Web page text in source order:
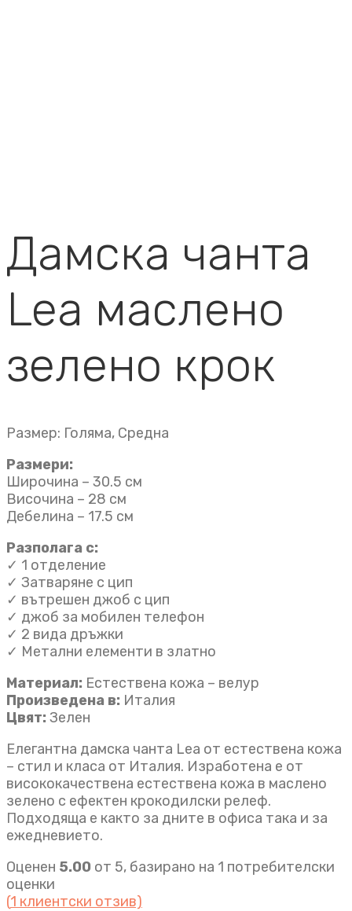
Дамска чанта
Lea маслено
зелено крок
Размер: Голяма, Средна
Размери:
Широчина – 30.5 см
Височина – 28 см
Дебелина – 17.5 см
Разполага с:
✓ 1 отделениe
✓ Затваряне с цип
✓ вътрешен джоб с цип
✓ джоб за мобилен телефон
✓ 2 вида дръжки
✓ Метални елементи в златно
Материал: Естествена кожа – велур
Произведена в: Италия
Цвят: Зелен
Елегантна дамска чанта Lea от естествена кожа
– стил и класа от Италия. Изработена е от
висококачествена естествена кожа в маслено
зелено с ефектен крокодилски релеф.
Подходяща е както за дните в офиса така и за
ежедневието.
Оценен 5.00 от 5, базирано на 1 потребителски
оценки
(1 клиентски отзив)